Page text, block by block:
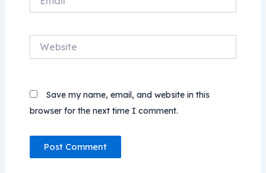
Save my name, email, and website in this
browser for the next time I comment.